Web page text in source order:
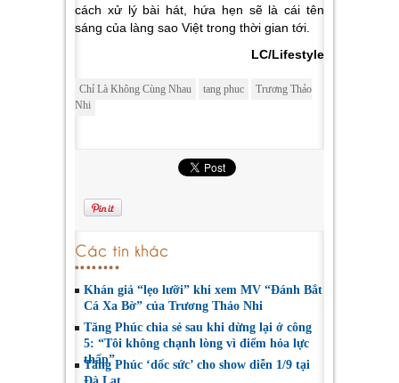
cách xử lý bài hát, hứa hẹn sẽ là cái tên
sáng của làng sao Việt trong thời gian tới.
LC/Lifestyle
Chỉ Là Không Cùng Nhau tang phuc
Trương Thảo
Nhi
Các tin khác
Khán giả “lẹo lưỡi” khi xem MV “Đánh Bắt
Cá Xa Bờ” của Trương Thảo Nhi
Tăng Phúc chia sẻ sau khi dừng lại ở công
5: “Tôi không chạnh lòng vì điểm hỏa lực
thấp”
Tăng Phúc ‘dốc sức’ cho show diễn 1/9 tại